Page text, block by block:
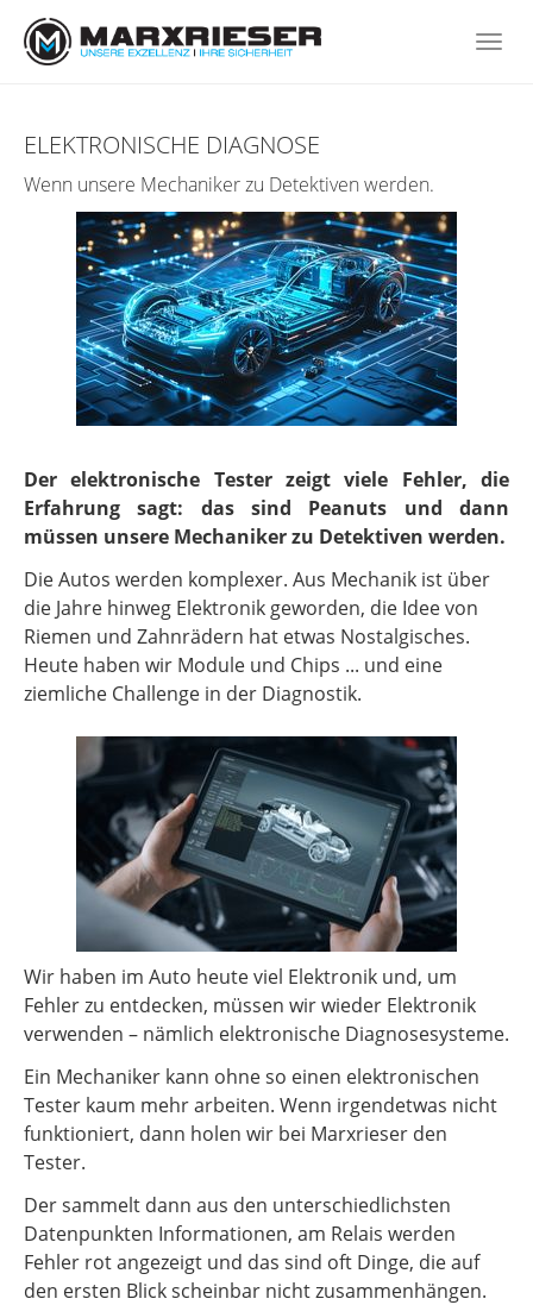
main
ELEKTRONISCHE DIAGNOSE
Wenn unsere Mechaniker zu Detektiven werden.
Der elektronische Tester zeigt viele Fehler, die
Erfahrung sagt: das sind Peanuts und dann
müssen unsere Mechaniker zu Detektiven werden.
Die Autos werden komplexer. Aus Mechanik ist über
die Jahre hinweg Elektronik geworden, die Idee von
Riemen und Zahnrädern hat etwas Nostalgisches.
Heute haben wir Module und Chips ... und eine
ziemliche Challenge in der Diagnostik.
Wir haben im Auto heute viel Elektronik und, um
Fehler zu entdecken, müssen wir wieder Elektronik
verwenden – nämlich elektronische Diagnosesysteme.
Ein Mechaniker kann ohne so einen elektronischen
Tester kaum mehr arbeiten. Wenn irgendetwas nicht
funktioniert, dann holen wir bei Marxrieser den
Tester.
Der sammelt dann aus den unterschiedlichsten
Datenpunkten Informationen, am Relais werden
Fehler rot angezeigt und das sind oft Dinge, die auf
den ersten Blick scheinbar nicht zusammenhängen.